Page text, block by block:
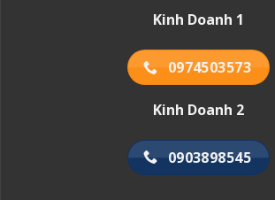
Kinh Doanh 1
0974503573
Kinh Doanh 2
0903898545